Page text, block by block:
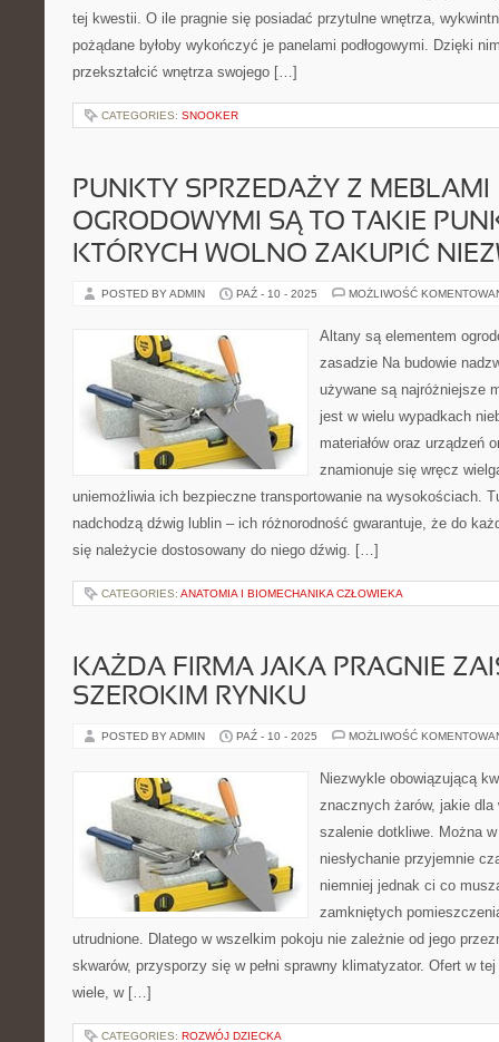
tej kwestii. O ile pragnie się posiadać przytulne wnętrza,
pożądane byłoby wykończyć je panelami podłogowymi. Dzięki
przekształcić wnętrza swojego […]
CATEGORIES: SNOOKER
PUNKTY SPRZEDAŻY Z MEBLAMI
OGRODOWYMI SĄ TO TAKIE
KTÓRYCH WOLNO ZAKUPIĆ
POSTED BY ADMIN PAŹ - 10 - 2025 MOŻLIWOŚĆ
Altany są elementem
zasadzie Na budowie
używane są najróżniejsze
jest w wielu wypadkach
materiałów oraz urządzeń
znamionuje się wręcz
uniemożliwia ich bezpieczne transportowanie na wysokościach.
nadchodzą dźwig lublin – ich różnorodność gwarantuje, że do
się należycie dostosowany do niego dźwig. […]
CATEGORIES: ANATOMIA I BIOMECHANIKA CZŁOWIEKA
KAŻDA FIRMA JAKA PRAGNIE
SZEROKIM RYNKU
POSTED BY ADMIN PAŹ - 10 - 2025 MOŻLIWOŚĆ
Niezwykle obowiązującą
znacznych żarów, jakie
szalenie dotkliwe. Można
niesłychanie przyjemnie
niemniej jednak ci co
zamkniętych
utrudnione. Dlatego w wszelkim pokoju nie zależnie od jego
skwarów, przysporzy się w pełni sprawny klimatyzator. Ofert w
wiele, w […]
CATEGORIES: ROZWÓJ DZIECKA